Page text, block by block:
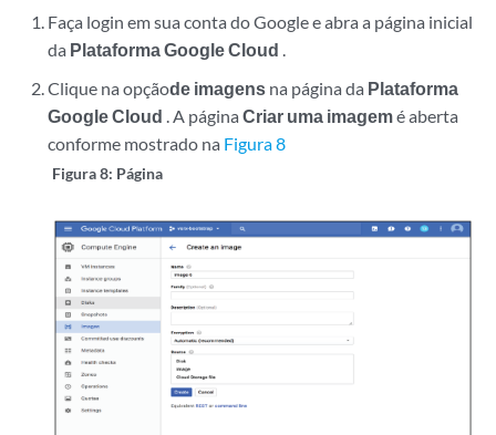
Faça login em sua conta do Google e abra a página inicial
da Plataforma Google Cloud
Clique na opçãode imagens na página da Plataforma
Google Cloud . A páginaCriar uma imagemé aberta
conforme mostrado na Figura 8
Figura 8: Página